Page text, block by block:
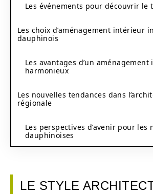
Les événements pour découvrir le
Les choix d’aménagement intérieur
dauphinois
Les avantages d’un
harmonieux
Les nouvelles tendances dans
régionale
Les perspectives d’avenir pour les
dauphinoises
LE STYLE